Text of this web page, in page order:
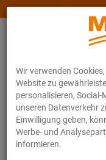
Wir verwenden
Website zu
personalisieren,
unseren Datenverkehr
Einwilligung geben,
Werbe- und
informieren.
www.muepro-maritim.com
Online-Katalog
Feuerverzinkte Produkte
MPT-Verstärkungsstreben